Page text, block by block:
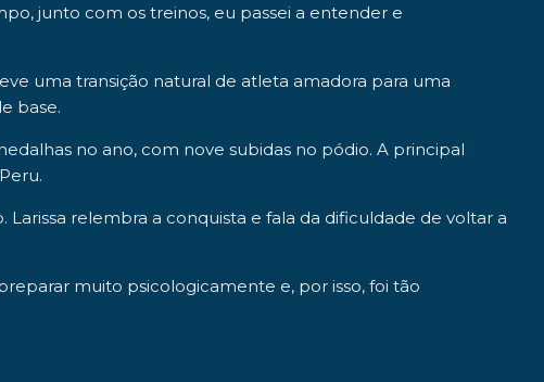
junto com os treinos, eu passei a entender e
uma transição natural de atleta amadora para uma
base.
no ano, com nove subidas no pódio. A principal
relembra a conquista e fala da dificuldade de voltar a
muito psicologicamente e, por isso, foi tão